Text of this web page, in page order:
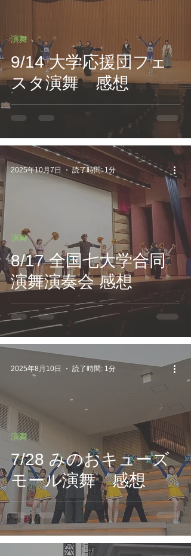
9/14 大学応援団フェ
スタ演舞 感想
演舞
8/17 全国七大学合同
演舞演奏会 感想
演舞
2025年10月7日 読了時間: 1分
7/28 みのおキューズ
モール演舞 感想
演舞
2025年8月10日 読了時間: 1分